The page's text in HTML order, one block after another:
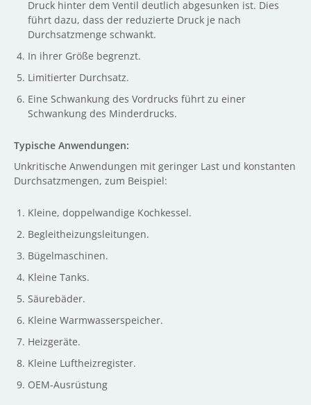
Druck hinter dem Ventil deutlich abgesunken ist. Dies
führt dazu, dass der reduzierte Druck je nach
Durchsatzmenge schwankt.
In ihrer Größe begrenzt.
Limitierter Durchsatz.
Eine Schwankung des Vordrucks führt zu einer
Schwankung des Minderdrucks.
Typische Anwendungen:
Unkritische Anwendungen mit geringer Last und konstanten
Durchsatzmengen, zum Beispiel:
Kleine, doppelwandige Kochkessel.
Begleitheizungsleitungen.
Bügelmaschinen.
Kleine Tanks.
Säurebäder.
Kleine Warmwasserspeicher.
Heizgeräte.
Kleine Luftheizregister.
OEM-Ausrüstung